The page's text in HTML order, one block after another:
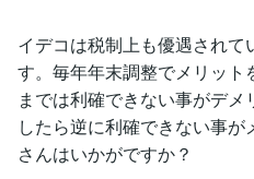
イデコは税制上も優遇されて
す。毎年年末調整でメリッ
までは利確できない事がデ
したら逆に利確できない事
さんはいかがですか？